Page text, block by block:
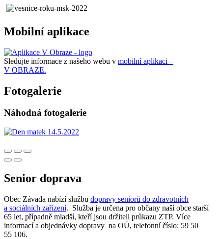
Mobilní aplikace
Sledujte informace z našeho webu v mobilní aplikaci –
V OBRAZE.
Fotogalerie
Náhodná fotogalerie
Senior doprava
Obec Závada nabízí službu dopravy seniorů do zdravotních
a sociálních zařízení. Služba je určena pro občany naší obce starší
65 let, případně mladší, kteří jsou držiteli průkazu ZTP. Více
informací a objednávky dopravy na OÚ, telefonní číslo: 59 50
55 106.